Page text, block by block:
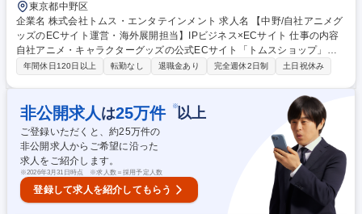
東京都中野区
企業名 株式会社トムス・エンタテインメント 求人名 【中野/自社アニメグ
ッズのECサイト運営・海外展開担当】IPビジネス×ECサイト 仕事の内容
自社アニメ・キャラクターグッズの公式ECサイト「トムスショップ」の
運営実務および統括をご担当いただきます。また、自社商品の輸出実務や
社と連携しながら、サイト運営の取りまとめおよび実務指示を行います 。
●輸出実務および海外展開 リーダーが策定する計画に基づき、海外向けの
出荷・物流実務や、今後の海外販路拡大に向けたサポートを行います。 募
集職種 【中野/自社アニメグッズのECサイト運営・海外展開担当】IPビジ
ネス×ECサイト
年間休日120日以上 転勤なし 退職金あり 完全週休2日制 土日祝休み
非公開求人 は25万件 ※以上
ご登録いただくと、約25万件の
非公開求人からご希望に沿った
求人をご紹介します。
※2026年3月31日時点 ※求人数＝採用予定人数
登録して求人を紹介してもらう